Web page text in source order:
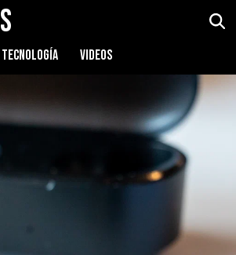
TECNOLOGÍA VIDEOS
Ver precio